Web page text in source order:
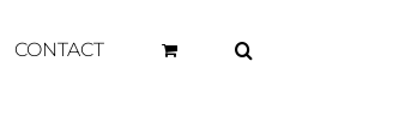
CONTACT